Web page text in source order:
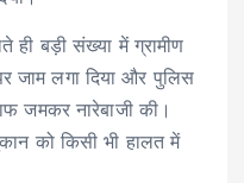
बड़ी संख्या में ग्रामीण
जाम लगा दिया और पुलिस
जमकर नारेबाजी की।
को किसी भी हालत में